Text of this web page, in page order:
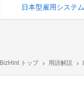
日本型雇用システム
BizHint トップ 用語解説